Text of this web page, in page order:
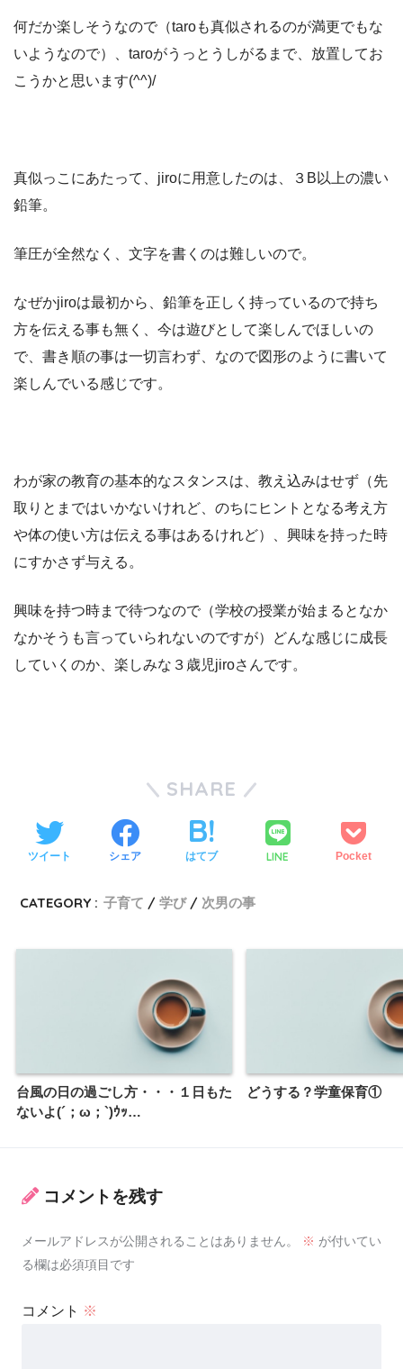
何だか楽しそうなので（taroも真似されるのが満更でもな
いようなので）、taroがうっとうしがるまで、放置してお
こうかと思います(^^)/
真似っこにあたって、jiroに用意したのは、３B以上の濃い
鉛筆。
筆圧が全然なく、文字を書くのは難しいので。
なぜかjiroは最初から、鉛筆を正しく持っているので持ち
方を伝える事も無く、今は遊びとして楽しんでほしいの
で、書き順の事は一切言わず、なので図形のように書いて
楽しんでいる感じです。
わが家の教育の基本的なスタンスは、教え込みはせず（先
取りとまではいかないけれど、のちにヒントとなる考え方
や体の使い方は伝える事はあるけれど）、興味を持った時
にすかさず与える。
興味を持つ時まで待つなので（学校の授業が始まるとなか
なかそうも言っていられないのですが）どんな感じに成長
していくのか、楽しみな３歳児jiroさんです。
SHARE
ツイート シェア はてブ LINE Pocket
CATEGORY : 子育て 学び 次男の事
台風の日の過ごし方・・・１日もた
ないよ(´；ω；`)ｳｯ…
どうする？学童保育①
コメントを残す
メールアドレスが公開されることはありません。 ※ が付いてい
る欄は必須項目です
コメント ※